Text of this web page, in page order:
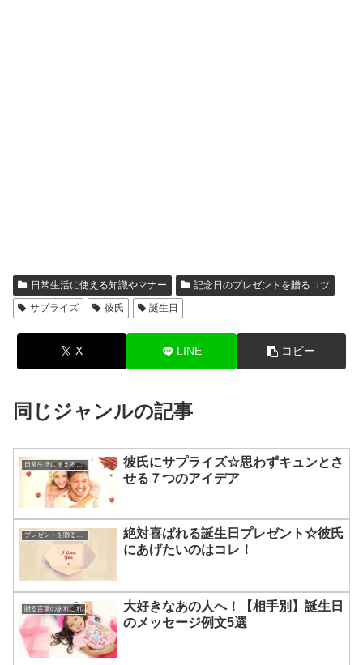
日常生活に使える知識やマナー
記念日のプレゼントを贈るコツ
サプライズ
彼氏 誕生日
X LINE コピー
同じジャンルの記事
日常生活に使える知識やマナー
彼氏にサプライズ☆思わずキュンとさ
せる７つのアイデア
プレゼントを贈るコツ
絶対喜ばれる誕生日プレゼント☆彼氏
にあげたいのはコレ！
贈る言葉のあれこれ
大好きなあの人へ！【相手別】誕生日
のメッセージ例文5選